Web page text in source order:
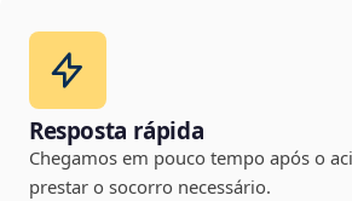
Resposta rápida
Chegamos em pouco tempo após o
prestar o socorro necessário.